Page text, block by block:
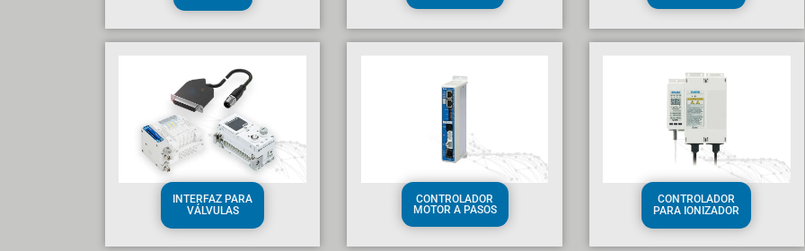
INTERFAZ PARA
VÁLVULAS
CONTROLADOR
MOTOR A PASOS
CONTROLADOR
PARA IONIZADOR